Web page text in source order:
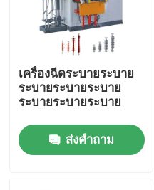
เครื่องฉีดระบายระบาย
ระบายระบายระบาย
ระบายระบายระบาย
ส่งคำถาม